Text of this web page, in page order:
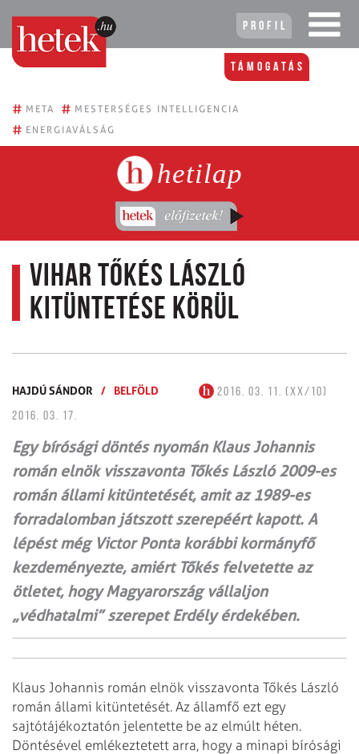
Profil
Támogatás
# META # MESTERSÉGES INTELLIGENCIA
# ENERGIAVÁLSÁG
hetilap
Vihar Tőkés László
kitüntetése körül
HAJDÚ SÁNDOR / BELFÖLD
2016. 03. 11. (XX/10)
2016. 03. 17.
Egy bírósági döntés nyomán Klaus Johannis
román elnök visszavonta Tőkés László 2009-es
román állami kitüntetését, amit az 1989-es
forradalomban játszott szerepéért kapott. A
lépést még Victor Ponta korábbi kormányfő
kezdeményezte, amiért Tőkés felvetette az
ötletet, hogy Magyarország vállaljon
„védhatalmi” szerepet Erdély érdekében.
Klaus Johannis román elnök visszavonta Tőkés László
román állami kitüntetését. Az államfő ezt egy
sajtótájékoztatón jelentette be az elmúlt héten.
Döntésével emlékeztetett arra, hogy a minapi bírósági